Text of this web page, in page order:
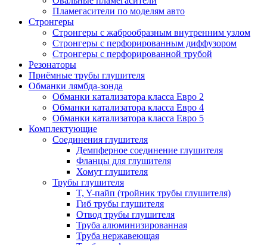
Пламегасители по моделям авто
Стронгеры
Стронгеры с жаброобразным внутренним узлом
Стронгеры с перфорированным диффузором
Стронгеры с перфорированной трубой
Резонаторы
Приёмные трубы глушителя
Обманки лямбда-зонда
Обманки катализатора класса Евро 2
Обманки катализатора класса Евро 4
Обманки катализатора класса Евро 5
Комплектующие
Соединения глушителя
Демпферное соединение глушителя
Фланцы для глушителя
Хомут глушителя
Трубы глушителя
T, Y-пайп (тройник трубы глушителя)
Гиб трубы глушителя
Отвод трубы глушителя
Труба алюминизированная
Труба нержавеющая